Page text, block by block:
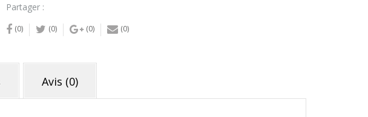
Partager :
(0) (0) (0) (0)
Avis (0)